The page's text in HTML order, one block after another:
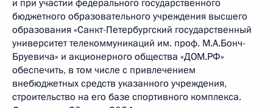
и при участии федерального государственного
бюджетного образовательного учреждения высшего
образования «Санкт-Петербургский государственный
университет телекоммуникаций им. проф. М.А.Бонч-
Бруевича» и акционерного общества «ДОМ.РФ»
обеспечить, в том числе с привлечением
внебюджетных средств указанного учреждения,
строительство на его базе спортивного комплекса.